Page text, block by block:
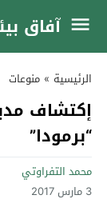
آفاق
الرئيسية » منوعات
إكتشاف
“برمودا”
محمد التفراوتي
3 مارس 2017